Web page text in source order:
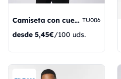
Camiseta con cuello en V Exact TU006
desde 5,45€/100 uds.